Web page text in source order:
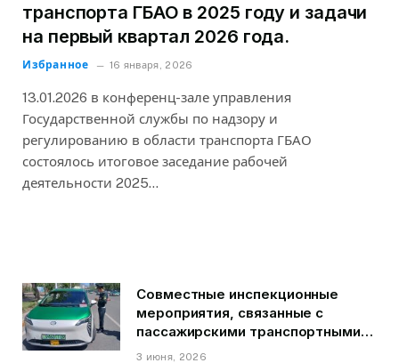
транспорта ГБАО в 2025 году и задачи
на первый квартал 2026 года.
Избранное 16 января, 2026
13.01.2026 в конференц-зале управления
Государственной службы по надзору и
регулированию в области транспорта ГБАО
состоялось итоговое заседание рабочей
деятельности 2025…
Совместные инспекционные
мероприятия, связанные с
пассажирскими транспортными
средствами на территории
3 июня, 2026